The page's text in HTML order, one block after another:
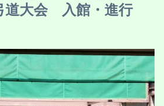
道大会 入館・進行